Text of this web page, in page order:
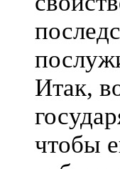
Итак,
чтобы